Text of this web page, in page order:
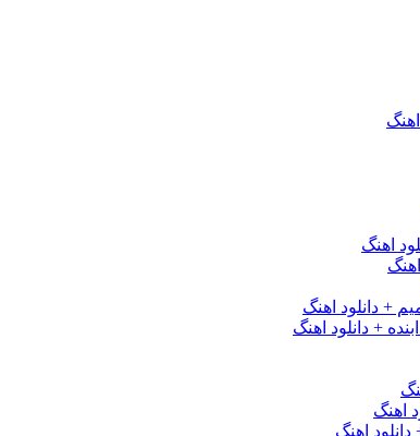
اهنگ
+ دانلود اهنگ
+ دانلود اهنگ
اهنگ
دانلود اهنگ